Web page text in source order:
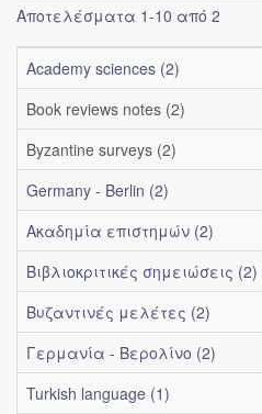
Αποτελέσματα 1-10 από 2
Academy sciences (2)
Book reviews notes (2)
Byzantine surveys (2)
Germany - Berlin (2)
Ακαδημία επιστημών (2)
Βιβλιοκριτικές σημειώσεις (2)
Βυζαντινές μελέτες (2)
Γερμανία - Βερολίνο (2)
Turkish language (1)